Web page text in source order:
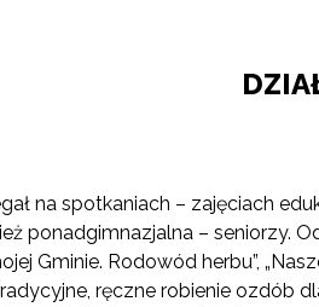
na spotkaniach – zajęciach
ponadgimnazjalna – seniorzy.
Gminie. Rodowód herbu”,
ręczne robienie ozdób